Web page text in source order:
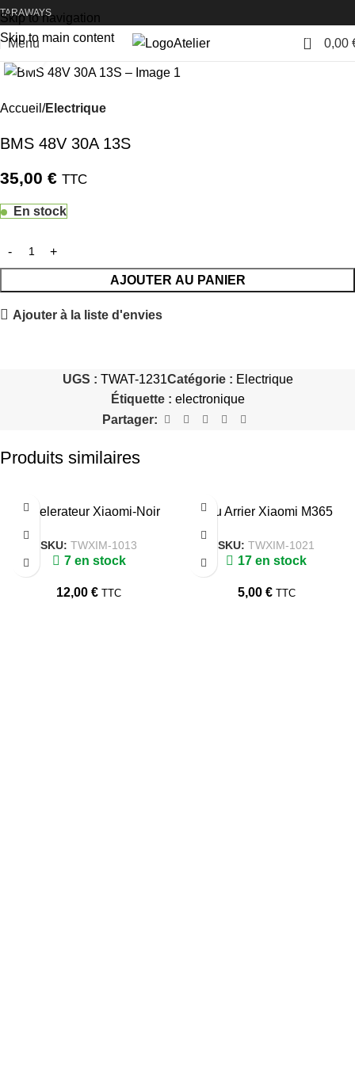
Skip to navigation
Skip to main content
TARAWAYS
Menu Atelier 0 0,00
Cliquez pour agrandir
Accueil Electrique
BMS 48V 30A 13S
35,00 € TTC
En stock
AJOUTER AU PANIER
Ajouter à la liste d'envies
UGS : TWAT-1231Catégorie : Electrique
Étiquette : electronique
Partager:
Produits similaires
Accelerateur Xiaomi-Noir
SKU: TWXIM-1013
7 en stock
12,00 € TTC
Feu Arrier Xiaomi M365
SKU: TWXIM-1021
17 en stock
5,00 € TTC